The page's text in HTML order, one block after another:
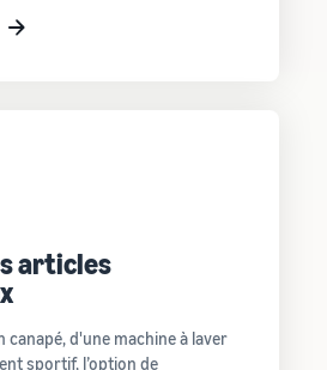
articles
canapé, d'une machine à laver
sportif, l’option de